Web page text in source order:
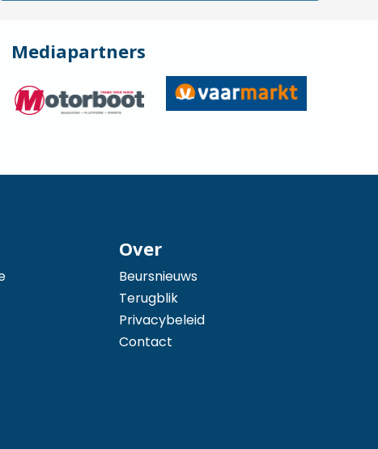
Mediapartners
Over
Beursnieuws
Terugblik
Privacybeleid
Contact